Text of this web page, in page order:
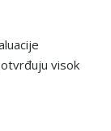
visok